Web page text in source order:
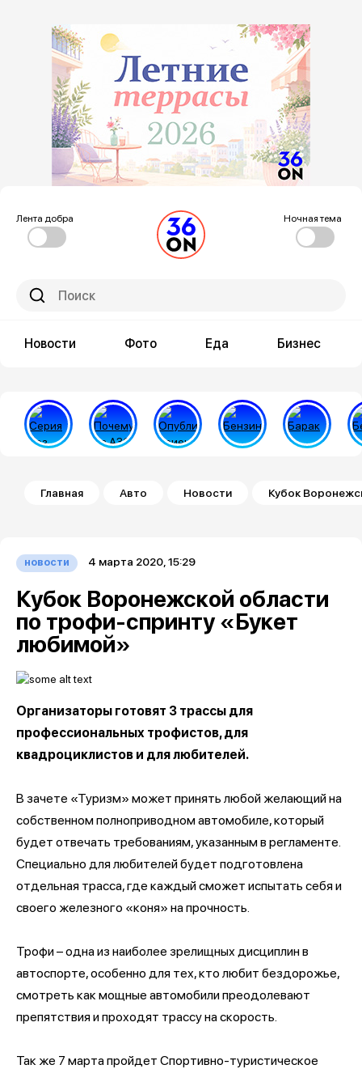
Лента добра Ночная тема
Новости Фото Еда Бизнес
Строка навигации
Главная Авто Новости Кубок
новости 4 марта 2020, 15:29
Кубок Воронежской области
по трофи-спринту «Букет
любимой»
Организаторы готовят 3 трассы для
профессиональных трофистов, для
квадроциклистов и для любителей.
В зачете «Туризм» может принять любой желающий на
собственном полноприводном автомобиле, который
будет отвечать требованиям, указанным в регламенте.
Специально для любителей будет подготовлена
отдельная трасса, где каждый сможет испытать себя и
своего железного «коня» на прочность.
Трофи – одна из наиболее зрелищных дисциплин в
автоспорте, особенно для тех, кто любит бездорожье,
смотреть как мощные автомобили преодолевают
препятствия и проходят трассу на скорость.
Так же 7 марта пройдет Спортивно-туристическое